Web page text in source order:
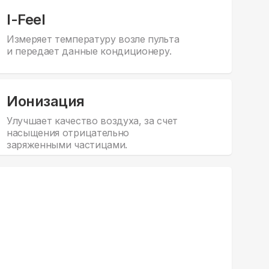
I-Feel
Измеряет температуру возле пульта
и передает данные кондиционеру.
Ионизация
Улучшает качество воздуха, за счет
насыщения отрицательно
заряженными частицами.